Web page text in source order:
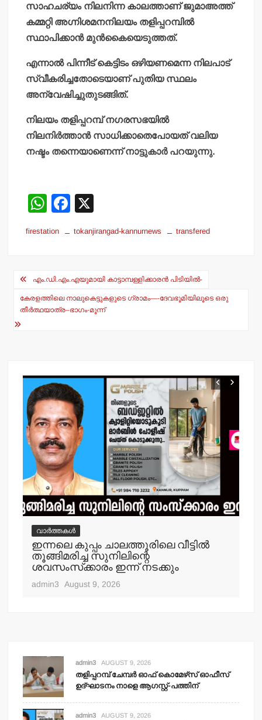
സാഹചര്യം നിലനിന്ന കാലത്താണ് ജുമാഅത്ത്
കമ്മറ്റി അഗ്നിശമനനിലയം തളിപ്പറമ്പില്‍
സ്ഥാപിക്കാന്‍ മുന്‍കൈയെടുത്തത്.
എന്നാല്‍ പിന്നീട് കെട്ടിടം ഒഴിയണമെന്ന നിലപാട്
സ്വീകരിച്ചതോടെയാണ് പുതിയ സ്ഥലം
അന്വേഷിച്ചുതുടങ്ങിത്.
നിലയം തളിപ്പറമ്പ് നഗരസഭയില്‍
നിലനിര്‍ത്താന്‍ സാധിക്കാതെപോയത് വലിയ
നഷ്ടം തന്നെയാണെന്ന് നാട്ടുകാര്‍ പറയുന്നു.
W
at
A
p
p
F
c
b
o
o
firestation tokanjirangad-kannurnews transfered
Post
navigation
എം.ഡി.എം.എയുമായി കാട്ടാമ്പള്ളിക്കാരന്‍ പിടിയില്‍-
കേരളത്തിലെ നാലുകെട്ടുകളുടെ ഗ്രാമം—-ദേവഭൂമിയിലൂടെ ഒരു
തീര്‍ത്ഥയാത്ര–ഭാഗം-മൂന്ന്
വാർത്തകൾ
ഇന്നലെ കുപ്പം ചാലത്തൂരിലെ വീട്ടില്‍
തൂങ്ങിമരിച്ച സുനിലിന്റെ
ശവസംസ്‌ക്കാരം ഇന്ന് നടക്കും
admin3 August 9, 2026
admin3 AUGUST 9, 2026
തളിപ്പറമ്പ് ചേമ്പര്‍ ഓഫ് കൊമേഴ്‌സ് ഓഫീസ്
ഉദ്ഘാടനം നാളെ ആഗസ്റ്റ്-പത്തിന്
admin3 AUGUST 9, 2026